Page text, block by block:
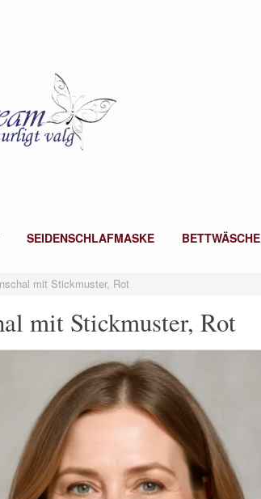
SEIDENSCHLAFMASKE BETTWÄSCHE
mit Stickmuster, Rot
mit Stickmuster, Rot